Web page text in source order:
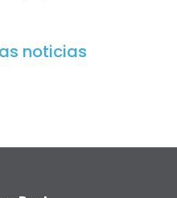
noticias